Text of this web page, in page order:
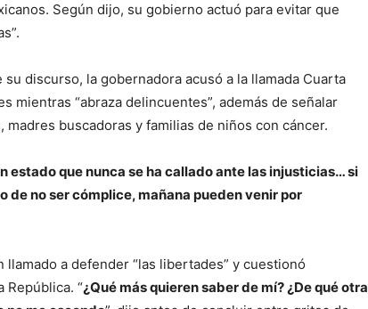
Según dijo, su gobierno actuó para evitar que
discurso, la gobernadora acusó a la llamada Cuarta
mientras “abraza delincuentes”, además de señalar
buscadoras y familias de niños con cáncer.
estado que nunca se ha callado ante las injusticias… si
de no ser cómplice, mañana pueden venir por
a defender “las libertades” y cuestionó
República. “¿Qué más quieren saber de mí? ¿De qué otra